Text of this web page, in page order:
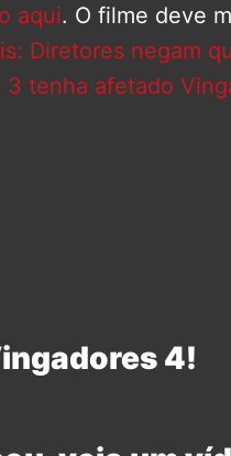
aqui. O filme deve
Diretores negam
3 tenha afetado
4!